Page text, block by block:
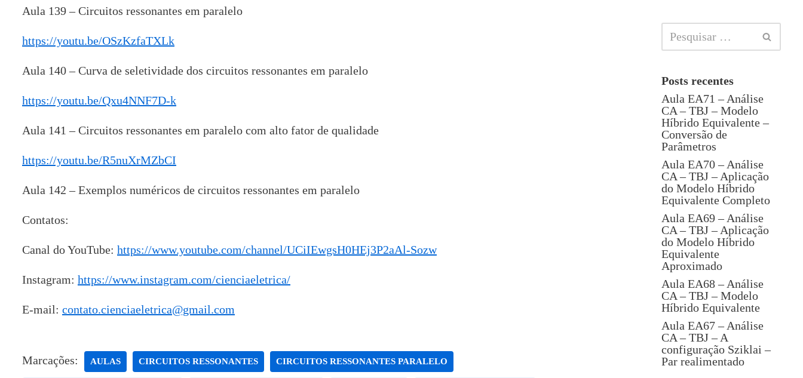
Aula 139 – Circuitos ressonantes em paralelo
https://youtu.be/OSzKzfaTXLk
Aula 140 – Curva de seletividade dos circuitos ressonantes em paralelo
https://youtu.be/Qxu4NNF7D-k
Aula 141 – Circuitos ressonantes em paralelo com alto fator de qualidade
https://youtu.be/R5nuXrMZbCI
Aula 142 – Exemplos numéricos de circuitos ressonantes em paralelo
Contatos:
Canal do YouTube: https://www.youtube.com/channel/UCiIEwgsH0HEj3P2aAl-Sozw
Instagram: https://www.instagram.com/cienciaeletrica/
E-mail: contato.cienciaeletrica@gmail.com
Marcações: AULAS CIRCUITOS RESSONANTES CIRCUITOS RESSONANTES PARALELO
Posts recentes
Aula EA71 – Análise
CA – TBJ – Modelo
Híbrido Equivalente –
Conversão de
Parâmetros
Aula EA70 – Análise
CA – TBJ – Aplicação
do Modelo Híbrido
Equivalente Completo
Aula EA69 – Análise
CA – TBJ – Aplicação
do Modelo Híbrido
Equivalente
Aproximado
Aula EA68 – Análise
CA – TBJ – Modelo
Híbrido Equivalente
Aula EA67 – Análise
CA – TBJ – A
configuração Sziklai –
Par realimentado